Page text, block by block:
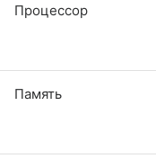
Процессор
Память